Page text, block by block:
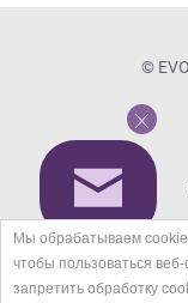
©
Мы обрабатываем
чтобы пользоваться
запретить обработку